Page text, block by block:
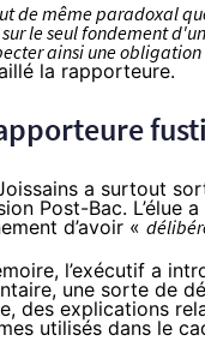
de même paradoxal
le seul fondement
ainsi une
la rapporteure.
a surtout
Post-Bac. L’élue
d’avoir «
l’exécutif a
une sorte de
des explications
utilisés dans le